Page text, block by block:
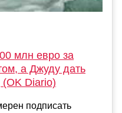
млн евро за
а Джуду дать
(OK Diario)
подписать